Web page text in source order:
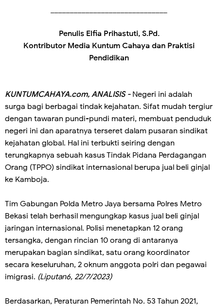
Penulis Elfia Prihastuti, S.Pd.
Kontributor Media Kuntum Cahaya dan Praktisi
Pendidikan
KUNTUMCAHAYA.com, ANALISIS - Negeri ini adalah
surga bagi berbagai tindak kejahatan. Sifat mudah tergiur
dengan tawaran pundi-pundi materi, membuat penduduk
negeri ini dan aparatnya terseret dalam pusaran sindikat
kejahatan global. Hal ini terbukti seiring dengan
terungkapnya sebuah kasus Tindak Pidana Perdagangan
Orang (TPPO) sindikat internasional berupa jual beli ginjal
ke Kamboja.
Tim Gabungan Polda Metro Jaya bersama Polres Metro
Bekasi telah berhasil mengungkap kasus jual beli ginjal
jaringan internasional. Polisi menetapkan 12 orang
tersangka, dengan rincian 10 orang di antaranya
merupakan bagian sindikat, satu orang koordinator
secara keseluruhan, 2 oknum anggota polri dan pegawai
imigrasi. (Liputan6, 22/7/2023)
Berdasarkan, Peraturan Pemerintah No. 53 Tahun 2021,